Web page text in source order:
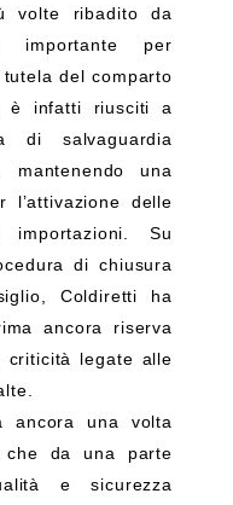
volte ribadito da
importante per
del comparto
è infatti riusciti a
di salvaguardia
mantenendo una
l’attivazione delle
Su
di chiusura
Coldiretti ha
ancora riserva
legate alle
ancora una volta
che da una parte
e sicurezza